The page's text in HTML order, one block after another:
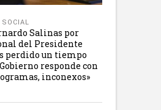
SOCIAL
Salinas por
del Presidente
perdido un tiempo
responde con
inconexos»